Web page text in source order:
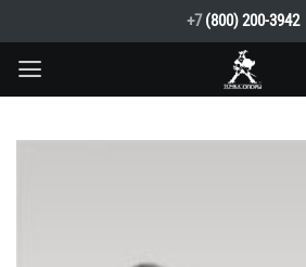
to
content
+7 (800) 200-3942